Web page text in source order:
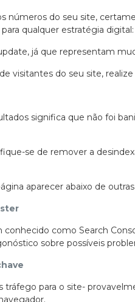
números do seu site,
qualquer estratégia
já que representam
visitantes do seu site,
significa que não foi
se de remover a
aparecer abaixo de
conhecido como Search
sobre possíveis
tráfego para o site-